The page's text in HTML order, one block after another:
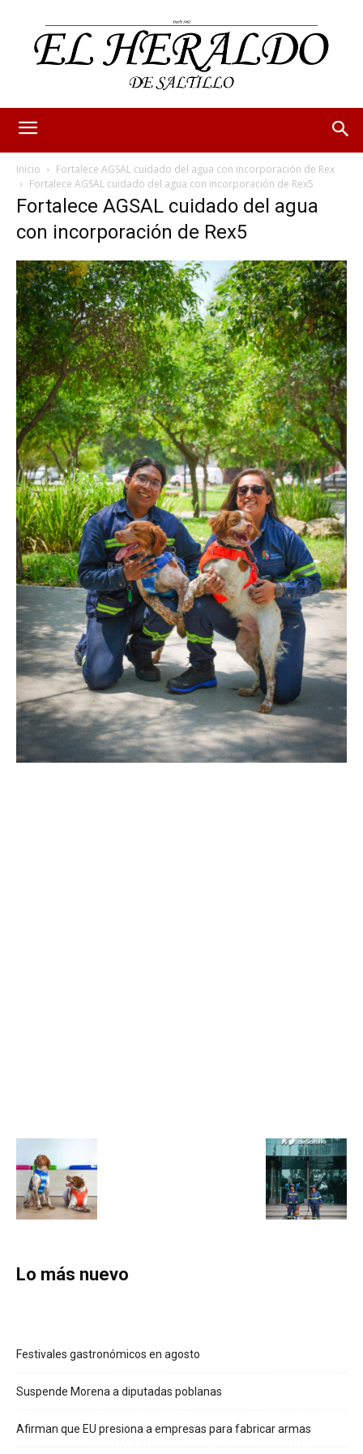
Inicio
Fortalece AGSAL cuidado del agua con incorporación de Rex
Fortalece AGSAL cuidado del agua con incorporación de Rex5
Fortalece AGSAL cuidado del agua
con incorporación de Rex5
Lo más nuevo
Festivales gastronómicos en agosto
Suspende Morena a diputadas poblanas
Afirman que EU presiona a empresas para fabricar armas